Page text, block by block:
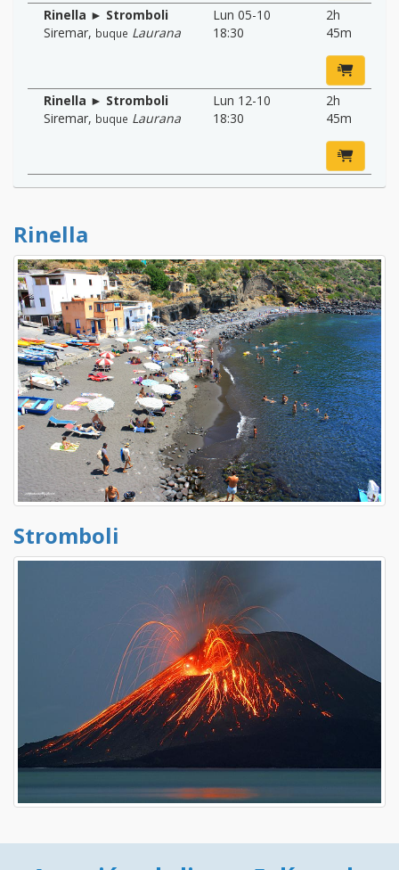
Rinella ► Stromboli
Siremar, buque Laurana
Lun 05-10
18:30
2h
45m
Rinella ► Stromboli
Siremar, buque Laurana
Lun 12-10
18:30
2h
45m
Rinella
Stromboli